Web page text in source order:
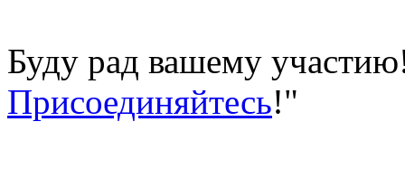
Буду рад вашему
Присоединяйтесь!"